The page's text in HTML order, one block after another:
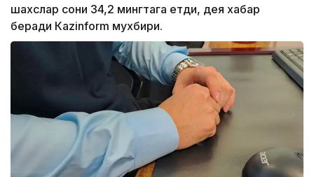
шахслар сони 34,2 мингтага етди, дея хабар
беради Кazinform мухбири.